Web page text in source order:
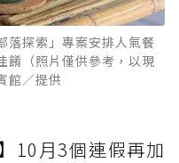
落探索」專案安排人氣餐
餚（照片僅供參考，以現
館／提供
10月3個連假再加